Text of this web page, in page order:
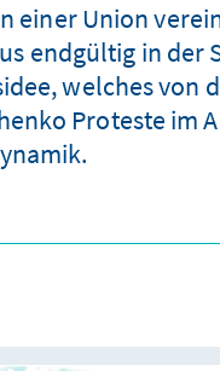
einer Union
endgültig in der
welches von
Proteste im